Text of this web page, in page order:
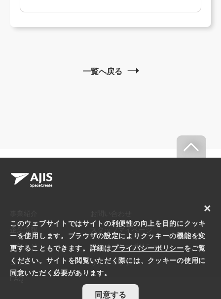
一覧へ戻る
お知らせ
コラム
FAQ
プライバシーポリシー
サイトマップ
このウェブサイトではサイトの利便性の向上を目的にクッキ
ーを使用します。ブラウザの設定によりクッキーの機能を変
更することもできます。詳細はプライバシーポリシーをご覧
ください。サイトを閲覧いただく際には、クッキーの使用に
同意いただく必要があります。
同意する
×